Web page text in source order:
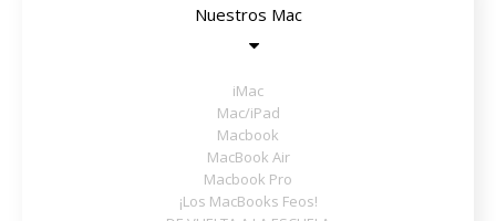
Nuestros Mac
iMac
Mac/iPad
Macbook
MacBook Air
Macbook Pro
¡Los MacBooks Feos!